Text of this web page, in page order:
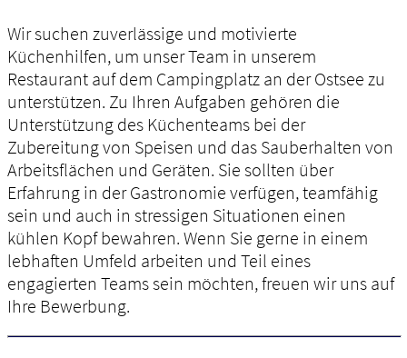
Wir suchen zuverlässige und motivierte
Küchenhilfen, um unser Team in unserem
Restaurant auf dem Campingplatz an der Ostsee zu
unterstützen. Zu Ihren Aufgaben gehören die
Unterstützung des Küchenteams bei der
Zubereitung von Speisen und das Sauberhalten von
Arbeitsflächen und Geräten. Sie sollten über
Erfahrung in der Gastronomie verfügen, teamfähig
sein und auch in stressigen Situationen einen
kühlen Kopf bewahren. Wenn Sie gerne in einem
lebhaften Umfeld arbeiten und Teil eines
engagierten Teams sein möchten, freuen wir uns auf
Ihre Bewerbung.